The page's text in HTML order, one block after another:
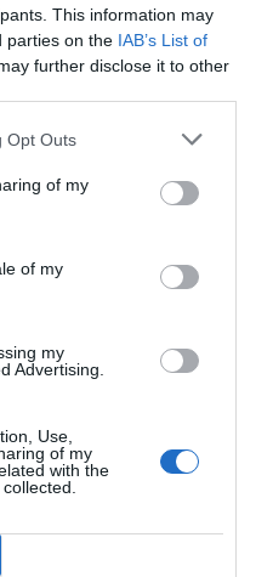
This information may
parties on the IAB’s List of
further disclose it to other
Opt Outs
of my
of my
my
Advertising.
Use,
of my
with the
komponente
ki lahko delujejo
in raketam.
teren razgiban –
pokriti vsakršnega
pomorske ali
ostaja vprašanje:
da se uspešno
imajo številčno in